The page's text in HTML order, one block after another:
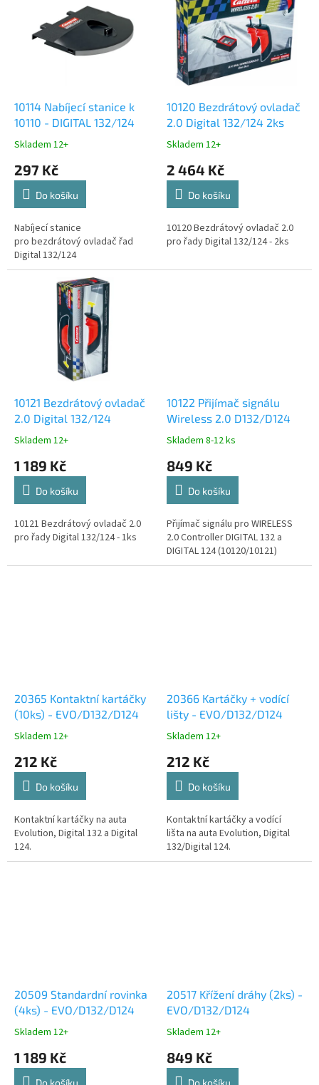
10114 Nabíjecí stanice k
10110 - DIGITAL 132/124
Skladem 12+
297 Kč
Do košíku
Nabíjecí stanice
pro bezdrátový ovladač řad
Digital 132/124
10120 Bezdrátový ovladač
2.0 Digital 132/124 2ks
Skladem 12+
2 464 Kč
Do košíku
10120 Bezdrátový ovladač 2.0
pro řady Digital 132/124 - 2ks
10121 Bezdrátový ovladač
2.0 Digital 132/124
Skladem 12+
1 189 Kč
Do košíku
10121 Bezdrátový ovladač 2.0
pro řady Digital 132/124 - 1ks
10122 Přijímač signálu
Wireless 2.0 D132/D124
Skladem 8-12 ks
849 Kč
Do košíku
Přijímač signálu pro WIRELESS
2.0 Controller DIGITAL 132 a
DIGITAL 124 (10120/10121)
20365 Kontaktní kartáčky
(10ks) - EVO/D132/D124
Skladem 12+
212 Kč
Do košíku
Kontaktní kartáčky na auta
Evolution, Digital 132 a Digital
124.
20366 Kartáčky + vodící
lišty - EVO/D132/D124
Skladem 12+
212 Kč
Do košíku
Kontaktní kartáčky a vodící
lišta na auta Evolution, Digital
132/Digital 124.
20509 Standardní rovinka
(4ks) - EVO/D132/D124
Skladem 12+
1 189 Kč
Do košíku
20517 Křížení dráhy (2ks) -
EVO/D132/D124
Skladem 12+
849 Kč
Do košíku